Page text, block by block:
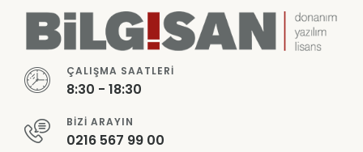
ÇALIŞMA SAATLERI
8:30 - 18:30
BIZI ARAYIN
0216 567 99 00